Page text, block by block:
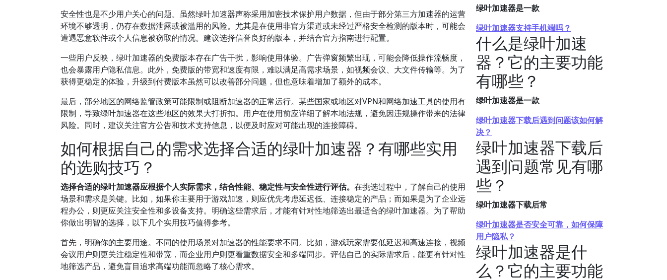
安全性也是不少用户关心的问题。虽然绿叶加速器声称采用加密技术保护用户数据，但由于部分第三方加速器的运营
环境不够透明，仍存在数据泄露或被滥用的风险。尤其是在使用非官方渠道或未经过严格安全检测的版本时，可能会
遭遇恶意软件或个人信息被窃取的情况。建议选择信誉良好的版本，并结合官方指南进行配置。
一些用户反映，绿叶加速器的免费版本存在广告干扰，影响使用体验。广告弹窗频繁出现，可能会降低操作流畅度，
也会暴露用户隐私信息。此外，免费版的带宽和速度有限，难以满足高需求场景，如视频会议、大文件传输等。为了
获得更稳定的体验，升级到付费版本虽然可以改善部分问题，但也意味着增加了额外的成本。
最后，部分地区的网络监管政策可能限制或阻断加速器的正常运行。某些国家或地区对VPN和网络加速工具的使用有
限制，导致绿叶加速器在这些地区的效果大打折扣。用户在使用前应详细了解本地法规，避免因违规操作带来的法律
风险。同时，建议关注官方公告和技术支持信息，以便及时应对可能出现的连接障碍。
如何根据自己的需求选择合适的绿叶加速器？有哪些实用
的选购技巧？
选择合适的绿叶加速器应根据个人实际需求，结合性能、稳定性与安全性进行评估。 在挑选过程中，了解自己的使用
场景和需求是关键。比如，如果你主要用于游戏加速，则应优先考虑延迟低、连接稳定的产品；而如果是为了企业远
程办公，则更应关注安全性和多设备支持。明确这些需求后，才能有针对性地筛选出最适合的绿叶加速器。为了帮助
你做出明智的选择，以下几个实用技巧值得参考。
首先，明确你的主要用途。不同的使用场景对加速器的性能要求不同。比如，游戏玩家需要低延迟和高速连接，视频
会议用户则更关注稳定性和带宽，而企业用户则更看重数据安全和多端同步。评估自己的实际需求后，能更有针对性
地筛选产品，避免盲目追求高端功能而忽略了核心需求。
绿叶加速器是一款
绿叶加速器支持手机端吗？
什么是绿叶加速
器？它的主要功能
有哪些？
绿叶加速器是一款
绿叶加速器下载后遇到问题该如何解
决？
绿叶加速器下载后
遇到问题常见有哪
些？
绿叶加速器下载后常
绿叶加速器是否安全可靠，如何保障
用户隐私？
绿叶加速器是什
么？它的主要功能